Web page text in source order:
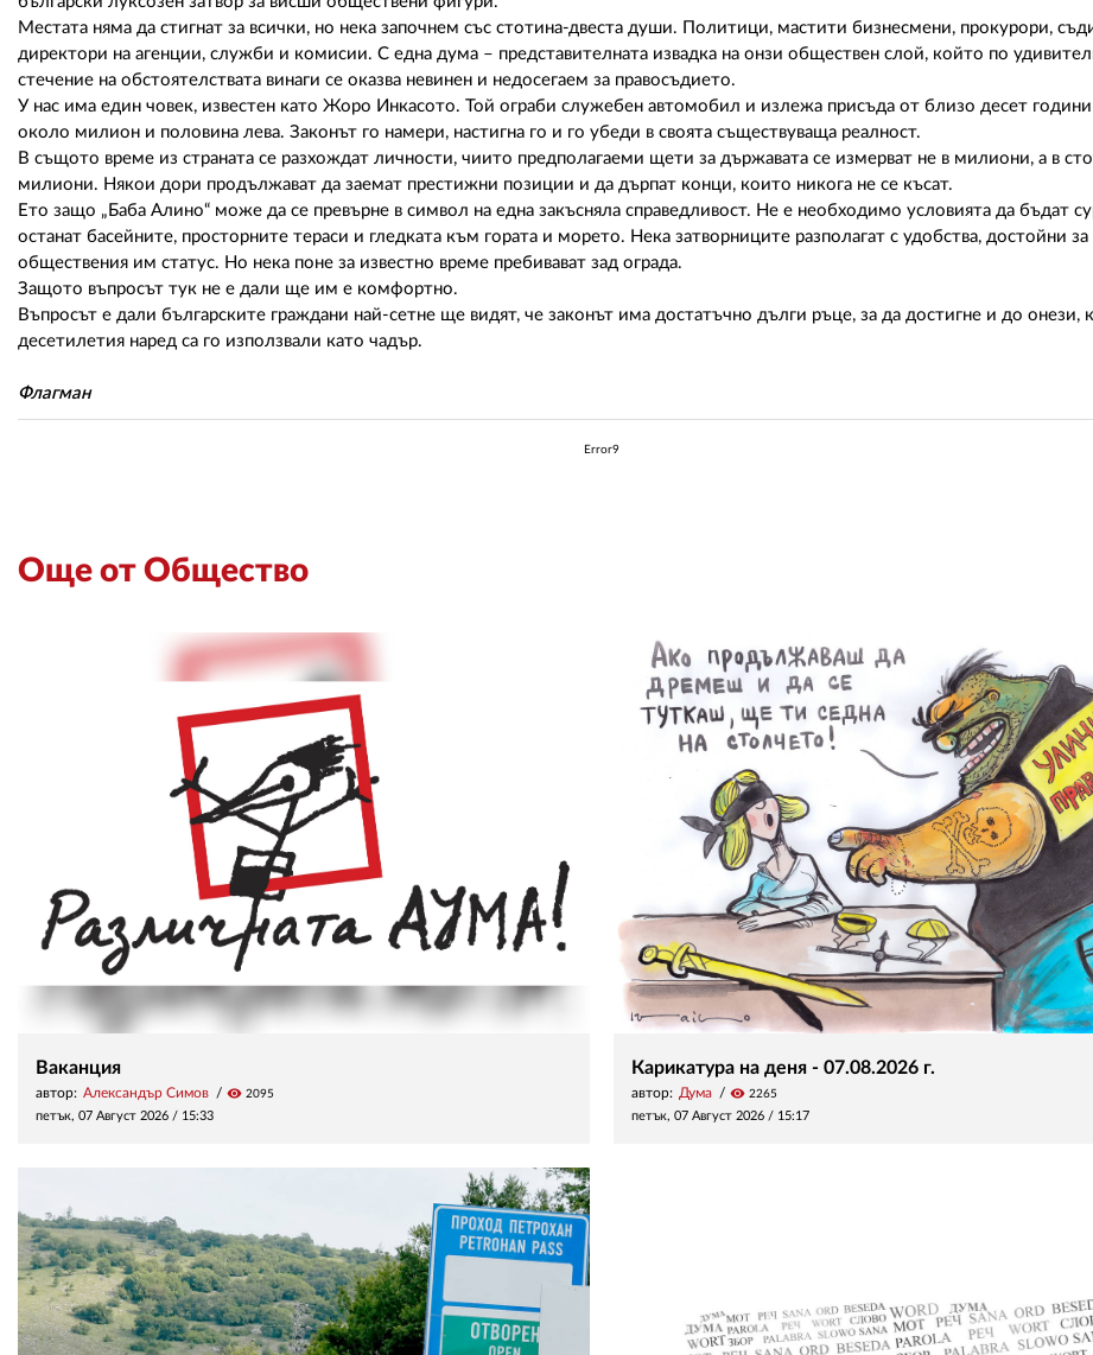
Местата няма да стигнат за всички, но нека започнем със стотина-двеста души. Политици, мастити бизнесмени, прокурори,
директори на агенции, служби и комисии. С една дума – представителната извадка на онзи обществен слой, който по
стечение на обстоятелствата винаги се оказва невинен и недосегаем за правосъдието.
У нас има един човек, известен като Жоро Инкасото. Той ограби служебен автомобил и излежа присъда от близо десет години
около милион и половина лева. Законът го намери, настигна го и го убеди в своята съществуваща реалност.
В същото време из страната се разхождат личности, чиито предполагаеми щети за държавата се измерват не в милиони, а в
милиони. Някои дори продължават да заемат престижни позиции и да дърпат конци, които никога не се късат.
Ето защо „Баба Алино“ може да се превърне в символ на една закъсняла справедливост. Не е необходимо условията да бъдат
останат басейните, просторните тераси и гледката към гората и морето. Нека затворниците разполагат с удобства, достойни за
обществения им статус. Но нека поне за известно време пребивават зад ограда.
Защото въпросът тук не е дали ще им е комфортно.
Въпросът е дали българските граждани най-сетне ще видят, че законът има достатъчно дълги ръце, за да достигне и до онези,
десетилетия наред са го използвали като чадър.
Флагман
Error9
Още от Общество
Ваканция
автор: Александър Симов visibility 2095
петък, 07 Август 2026 / 15:33
Карикатура на деня - 07.08.2026 г.
автор: Дума visibility 2265
петък, 07 Август 2026 / 15:17